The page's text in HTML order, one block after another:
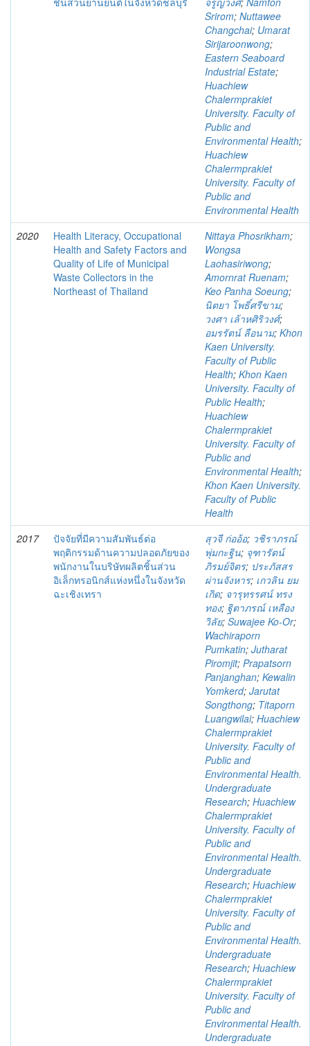
Srirom; Nuttawee
Changchai; Umarat
Sirijaroonwong;
Eastern Seaboard
Industrial Estate;
Huachiew
Chalermprakiet
University. Faculty of
Public and
Environmental Health;
Huachiew
Chalermprakiet
University. Faculty of
Public and
Environmental Health
2020
Health Literacy, Occupational
Health and Safety Factors and
Quality of Life of Municipal
Waste Collectors in the
Northeast of Thailand
Nittaya Phosrikham;
Wongsa
Laohasiriwong;
Amornrat Ruenam;
Keo Panha Soeung;
นิตยา โพธิ์ศรีขาม;
วงศา เล้าหศิริวงศ์;
อมรรัตน์ ลือนาม; Khon
Kaen University.
Faculty of Public
Health; Khon Kaen
University. Faculty of
Public Health;
Huachiew
Chalermprakiet
University. Faculty of
Public and
Environmental Health;
Khon Kaen University.
Faculty of Public
Health
2017
ปัจจัยที่มีความสัมพันธ์ต่อ
พฤติกรรมด้านความปลอดภัยของ
พนักงานในบริษัทผลิตชิ้นส่วน
อิเล็กทรอนิกส์แห่งหนึ่งในจังหวัด
ฉะเชิงเทรา
สุวจี ก่ออ้อ; วชิราภรณ์
พุ่มกะฐิน; จุฑารัตน์
ภิรมย์จิตร; ประภัสสร
ผ่านจังหาร; เกวลิน ยม
เกิด; จารุทรรศน์ ทรง
ทอง; ฐิตาภรณ์ เหลือง
วิลัย; Suwajee Ko-Or;
Wachiraporn
Pumkatin; Jutharat
Piromjit; Prapatsorn
Panjanghan; Kewalin
Yomkerd; Jarutat
Songthong; Titaporn
Luangwilai; Huachiew
Chalermprakiet
University. Faculty of
Public and
Environmental Health.
Undergraduate
Research; Huachiew
Chalermprakiet
University. Faculty of
Public and
Environmental Health.
Undergraduate
Research; Huachiew
Chalermprakiet
University. Faculty of
Public and
Environmental Health.
Undergraduate
Research; Huachiew
Chalermprakiet
University. Faculty of
Public and
Environmental Health.
Undergraduate